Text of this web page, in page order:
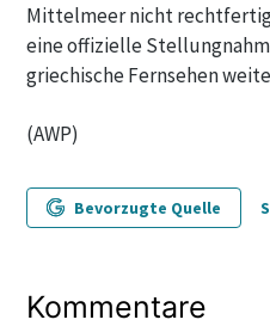
Mittelmeer nicht
eine offizielle
griechische Fernsehen
(AWP)
Bevorzugte Quelle
Kommentare